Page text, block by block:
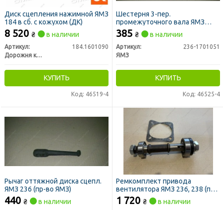
Диск сцепления нажимной ЯМЗ
184 в сб. с кожухом (ДК)
8 520 ₴ в наличии
Артикул:
184.1601090
Дорожня карта
КУПИТЬ
Код: 46519-4
Шестерня 3-пер.
промежуточного вала ЯМЗ
(Z=33) (пр-во ЯМЗ)
385 ₴ в наличии
Артикул:
236-1701051
ЯМЗ
КУПИТЬ
Код: 46525-4
Рычаг оттяжной диска сцепл.
ЯМЗ 236 (пр-во ЯМЗ)
440 ₴ в наличии
Ремкомплект привода
вентилятора ЯМЗ 236, 238 (пр-
во Украина)
1 720 ₴ в наличии